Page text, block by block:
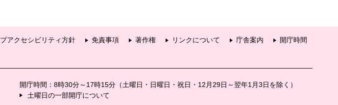
アクセシビリティ方針 免責事項 著作権 リンクについて 庁舎案内
開庁時間
開庁時間：8時30分～17時15分（土曜日・日曜日・祝日・12月29日～翌年1月3日を除く）
土曜日の一部開庁について